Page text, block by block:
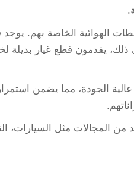
الهوائية الخاصة بهم.
يقدمون قطع غيار بديلة
عالية الجودة، مما يضمن
من المجالات مثل السيارات،